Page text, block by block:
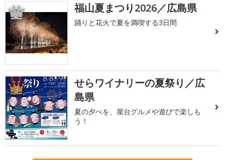
2 福山夏まつり2026／広島県
踊りと花火で夏を満喫する3日間
3
せらワイナリーの夏祭り／広
島県
夏の夕べを、屋台グルメや遊びで楽しも
う！